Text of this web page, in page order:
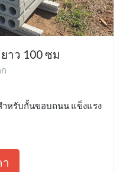
าว 100 ซม
หรับกั้นขอบถนน แข็งแรง